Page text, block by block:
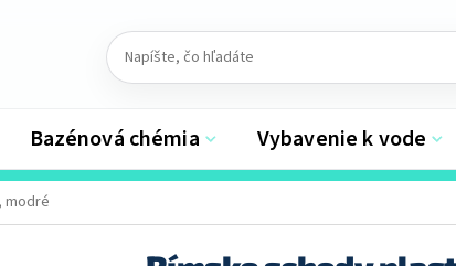
Bazénová chémia Vybavenie k vode
modré